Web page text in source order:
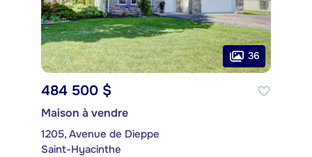
36
484 500 $
Maison à vendre
1205, Avenue de Dieppe
Saint-Hyacinthe